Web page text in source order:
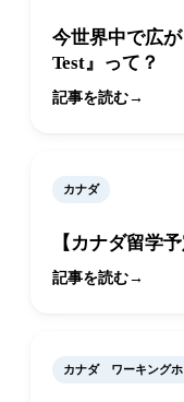
今世界中で広
Test』って？
記事を読む
カナダ
【カナダ留学
記事を読む
カナダ ワーキングホ